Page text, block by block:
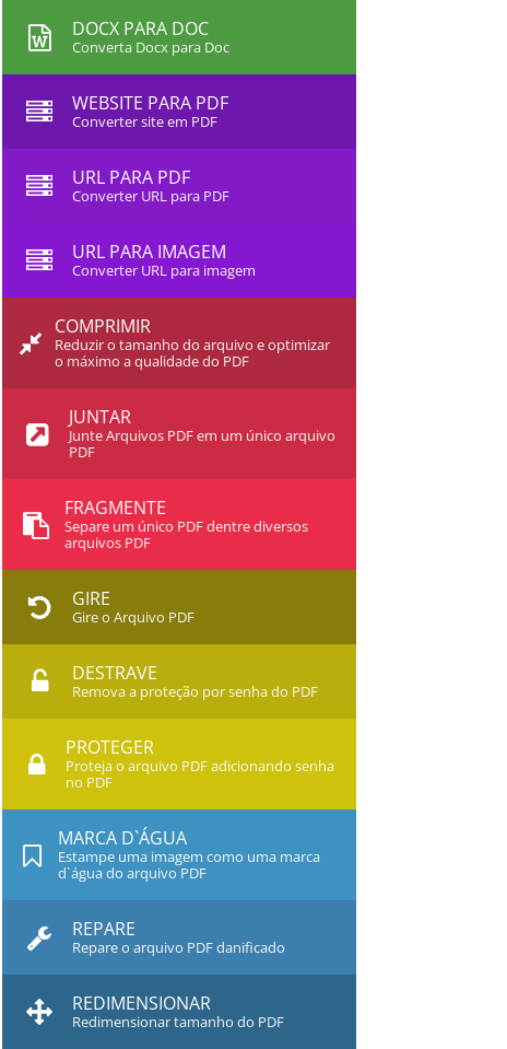
DOCX PARA DOC
Converta Docx para Doc
WEBSITE PARA PDF
Converter site em PDF
URL PARA PDF
Converter URL para PDF
URL PARA IMAGEM
Converter URL para imagem
COMPRIMIR
Reduzir o tamanho do arquivo e optimizar
o máximo a qualidade do PDF
JUNTAR
Junte Arquivos PDF em um único arquivo
PDF
FRAGMENTE
Separe um único PDF dentre diversos
arquivos PDF
GIRE
Gire o Arquivo PDF
DESTRAVE
Remova a proteção por senha do PDF
PROTEGER
Proteja o arquivo PDF adicionando senha
no PDF
MARCA D`ÁGUA
Estampe uma imagem como uma marca
d`água do arquivo PDF
REPARE
Repare o arquivo PDF danificado
REDIMENSIONAR
Redimensionar tamanho do PDF